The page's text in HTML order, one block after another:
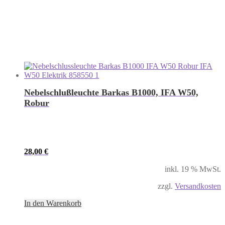
Nebelschlußleuchte Barkas B1000, IFA W50,
Robur
28,00 €
inkl. 19 % MwSt.
zzgl. Versandkosten
In den Warenkorb